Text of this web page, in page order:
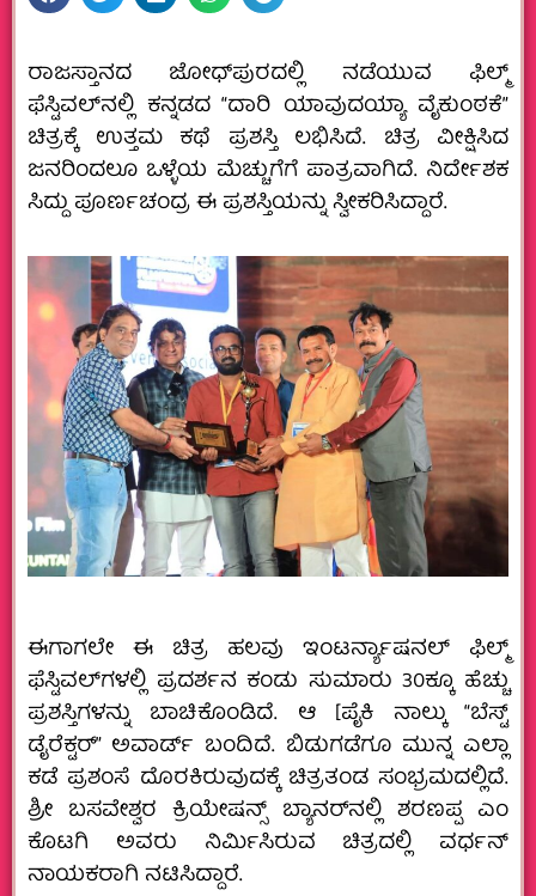
ರಾಜಸ್ತಾನದ ಜೋಧ್‌ಪುರದಲ್ಲಿ ನಡೆಯುವ ಫಿಲ್ಮ್
ಫೆಸ್ಟಿವಲ್‌ನಲ್ಲಿ ಕನ್ನಡದ “ದಾರಿ ಯಾವುದಯ್ಯಾ ವೈಕುಂಠಕೆ”
ಚಿತ್ರಕ್ಕೆ ಉತ್ತಮ ಕಥೆ ಪ್ರಶಸ್ತಿ ಲಭಿಸಿದೆ. ಚಿತ್ರ ವೀಕ್ಷಿಸಿದ
ಜನರಿಂದಲೂ ಒಳ್ಳೆಯ ಮೆಚ್ಚುಗೆಗೆ ಪಾತ್ರವಾಗಿದೆ. ನಿರ್ದೇಶಕ
ಸಿದ್ದು ಪೂರ್ಣಚಂದ್ರ ಈ ಪ್ರಶಸ್ತಿಯನ್ನು ಸ್ವೀಕರಿಸಿದ್ದಾರೆ.
ಈಗಾಗಲೇ ಈ ಚಿತ್ರ ಹಲವು ಇಂಟರ್ನ್ಯಾಷನಲ್ ಫಿಲ್ಮ್
ಫೆಸ್ಟಿವಲ್‌ಗಳಲ್ಲಿ ಪ್ರದರ್ಶನ ಕಂಡು ಸುಮಾರು 30ಕ್ಕೂ ಹೆಚ್ಚು
ಪ್ರಶಸ್ತಿಗಳನ್ನು ಬಾಚಿಕೊಂಡಿದೆ. ಆ [ಪೈಕಿ ನಾಲ್ಕು “ಬೆಸ್ಟ್
ಡೈರೆಕ್ಟರ್” ಅವಾರ್ಡ್ ಬಂದಿದೆ. ಬಿಡುಗಡೆಗೂ ಮುನ್ನ ಎಲ್ಲಾ
ಕಡೆ ಪ್ರಶಂಸೆ ದೊರಕಿರುವುದಕ್ಕೆ ಚಿತ್ರತಂಡ ಸಂಭ್ರಮದಲ್ಲಿದೆ.
ಶ್ರೀ ಬಸವೇಶ್ವರ ಕ್ರಿಯೇಷನ್ಸ್ ಬ್ಯಾನರ್‌ನಲ್ಲಿ ಶರಣಪ್ಪ ಎಂ
ಕೊಟಗಿ ಅವರು ನಿರ್ಮಿಸಿರುವ ಚಿತ್ರದಲ್ಲಿ ವರ್ಧನ್
ನಾಯಕರಾಗಿ ನಟಿಸಿದ್ದಾರೆ.